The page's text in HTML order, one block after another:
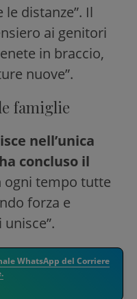
distanze”. Il
ai genitori
in braccio,
nuove”.
famiglie
nell’unica
concluso il
ogni tempo tutte
forza e
WhatsApp del Corriere